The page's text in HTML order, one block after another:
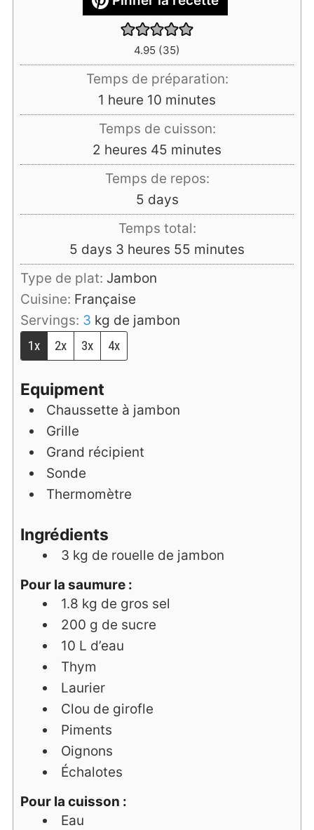
4.95 (35)
Temps de préparation:
1 heure
heure 10 minutes
minutes
Temps de cuisson:
2 heures
heures 45 minutes
minutes
Temps de repos:
5days
days
Temps total:
5 days
days 3 heures
heures 55 minutes
minutes
Type de plat: Jambon
Cuisine: Française
Servings: 3 kg de jambon
1x
2x 3x 4x
Equipment
Chaussette à jambon
Grille
Grand récipient
Sonde
Thermomètre
Ingrédients
3 kg de rouelle de jambon
Pour la saumure :
1.8 kg de gros sel
200 g de sucre
10 L d’eau
Thym
Laurier
Clou de girofle
Piments
Oignons
Échalotes
Pour la cuisson :
Eau